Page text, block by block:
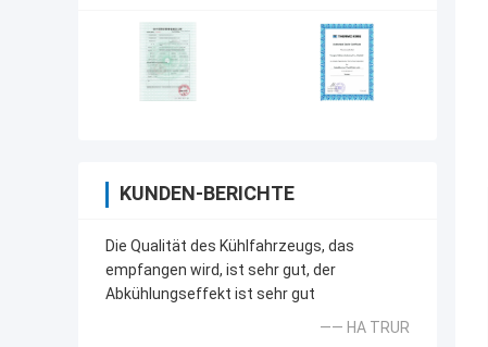
KUNDEN-BERICHTE
Die Qualität des Kühlfahrzeugs, das
empfangen wird, ist sehr gut, der
Abkühlungseffekt ist sehr gut
—— HA TRUR